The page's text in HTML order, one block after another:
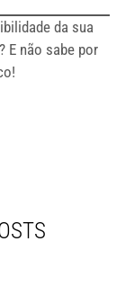
da sua
E não sabe por